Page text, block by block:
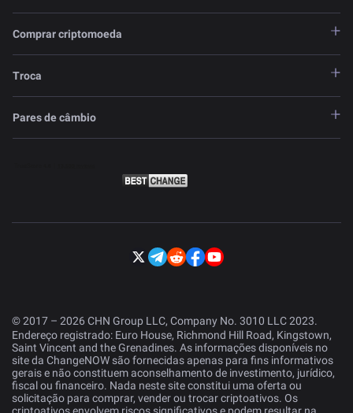
Comprar criptomoeda
Troca
Pares de câmbio
© 2017 – 2026 CHN Group LLC, Company No. 3010 LLC 2023.
Endereço registrado: Euro House, Richmond Hill Road, Kingstown,
Saint Vincent and the Grenadines. As informações disponíveis no
site da ChangeNOW são fornecidas apenas para fins informativos
gerais e não constituem aconselhamento de investimento, jurídico,
fiscal ou financeiro. Nada neste site constitui uma oferta ou
solicitação para comprar, vender ou trocar criptoativos. Os